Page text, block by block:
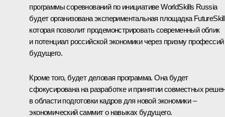
программы соревнований по инициативе WorldSkills Russia
будет организована экспериментальная площадка
которая позволит продемонстрировать современный облик
и потенциал российской экономики через призму профессий
будущего.
Кроме того, будет деловая программа. Она будет
сфокусирована на разработке и принятии совместных
в области подготовки кадров для новой экономики –
экономический саммит о навыках будущего.